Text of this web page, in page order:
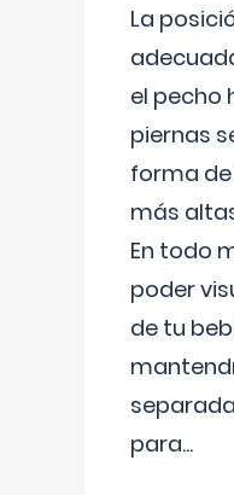
La
el pecho
piernas
forma de
más
En todo
poder
de tu
para...